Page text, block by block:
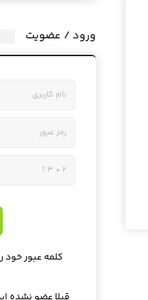
ورود / عضویت
کلمه عبور خود